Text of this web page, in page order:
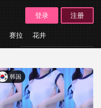
登录 注册
赛拉 花井
韩国